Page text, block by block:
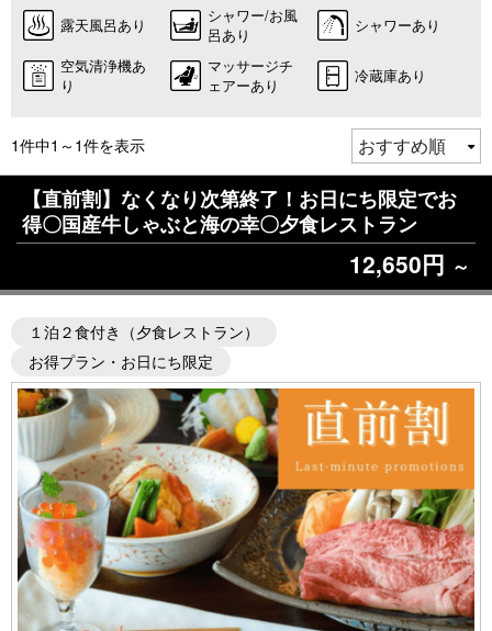
露天風呂あり
シャワー/お風
呂あり
シャワーあり
空気清浄機あ
り
マッサージチ
ェアーあり
冷蔵庫あり
1件中1～1件を表示
【直前割】なくなり次第終了！お日にち限定でお
得〇国産牛しゃぶと海の幸〇夕食レストラン
12,650円 ～
１泊２食付き（夕食レストラン）
お得プラン・お日にち限定